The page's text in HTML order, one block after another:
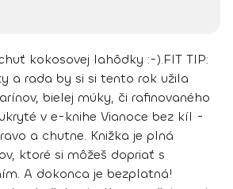
kokosovej lahôdky :-).FIT TIP:
a rada by si si tento rok užila
bielej múky, či rafinovaného
v e-knihe Vianoce bez kíl -
a chutne. Knižka je plná
ktoré si môžeš dopriať s
A dokonca je bezplatná!